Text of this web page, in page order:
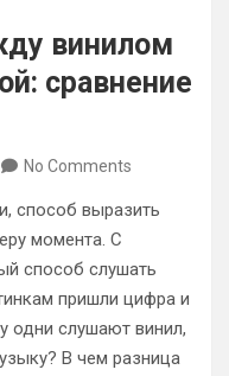
винилом
сравнение
No Comments
способ выразить
момента. С
способ слушать
пришли цифра и
одни слушают винил,
В чем разница